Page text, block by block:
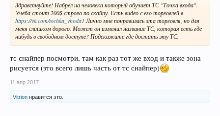
Здравствуйте! Набрёл на человека который обучает ТС "Точка входа".
Учёба стоит 200$ строго по скайпу. Есть видео с его торговлей в
https://vk.com/tochka_vhoda1Лично мне понравилась эта торговля, но для
меня слишком дорого. Может он изменил название ТС, которая есть где
нибудь в свободном доступе? Подскажите где достать эту ТС.
тс снайпер посмотри, там как раз тот же вход и также зона
рисуется (это всего лишь часть от тс снайпер)
11 апр 2017
Vitrion нравится это.